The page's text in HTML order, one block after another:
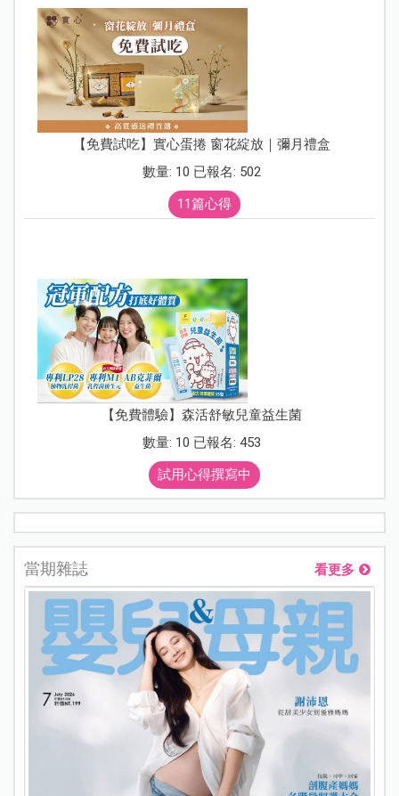
【免費試吃】實心蛋捲 窗花綻放｜彌月禮盒
數量: 10 已報名: 502
11篇心得
【免費體驗】森活舒敏兒童益生菌
數量: 10 已報名: 453
試用心得撰寫中
當期雜誌 看更多